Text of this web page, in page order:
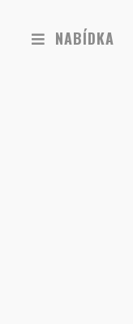
NABÍDKA